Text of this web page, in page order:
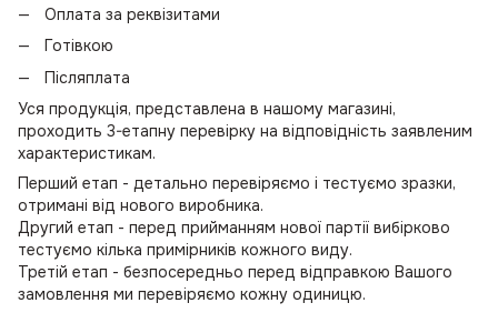
Оплата за реквізитами
Готівкою
Післяплата
Уся продукція, представлена в нашому магазині,
проходить 3-етапну перевірку на відповідність заявленим
характеристикам.
Перший етап - детально перевіряємо і тестуємо зразки,
отримані від нового виробника.
Другий етап - перед прийманням нової партії вибірково
тестуємо кілька примірників кожного виду.
Третій етап - безпосередньо перед відправкою Вашого
замовлення ми перевіряємо кожну одиницю.